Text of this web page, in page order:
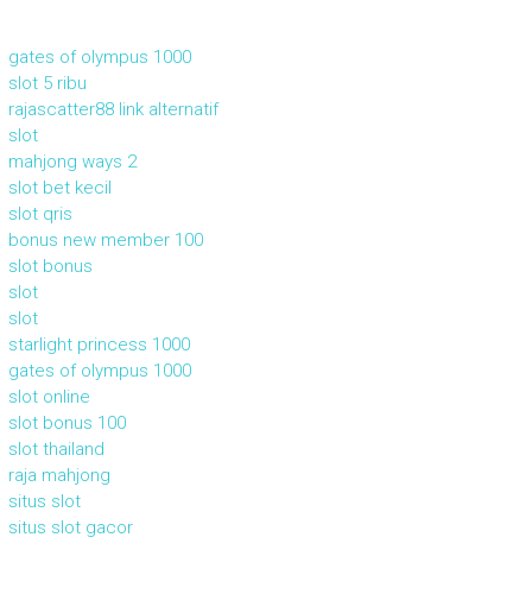
gates of olympus 1000
slot 5 ribu
rajascatter88 link alternatif
slot
mahjong ways 2
slot bet kecil
slot qris
bonus new member 100
slot bonus
slot
slot
starlight princess 1000
gates of olympus 1000
slot online
slot bonus 100
slot thailand
raja mahjong
situs slot
situs slot gacor